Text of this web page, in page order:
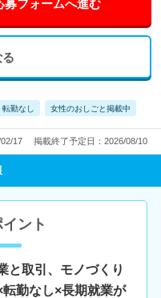
フォームへ進む
る
転勤なし 女性のおしごと掲載中
17 掲載終了予定日：2026/08/10
ント
と取引、モノづくり
勤なし×長期就業が